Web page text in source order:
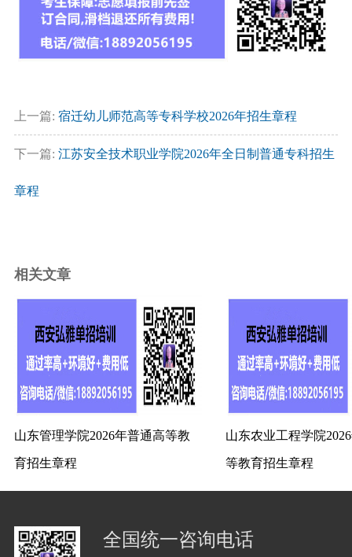
上一篇: 宿迁幼儿师范高等专科学校2026年招生章程
下一篇: 江苏安全技术职业学院2026年全日制普通专科招生
章程
相关文章
山东管理学院2026年普通高等教
育招生章程
山东农业工程学院
等教育招生章程
全国统一咨询电话